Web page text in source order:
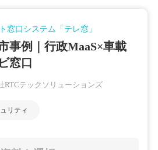
窓口システム「テレ窓」
事例｜行政MaaS×車載
窓口
RTCテックソリューションズ
リティ